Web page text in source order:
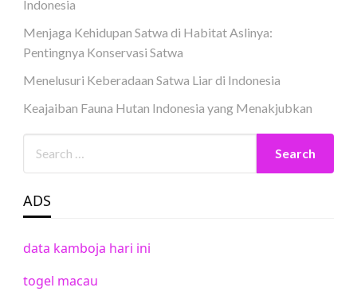
Indonesia
Menjaga Kehidupan Satwa di Habitat Aslinya:
Pentingnya Konservasi Satwa
Menelusuri Keberadaan Satwa Liar di Indonesia
Keajaiban Fauna Hutan Indonesia yang Menakjubkan
ADS
data kamboja hari ini
togel macau